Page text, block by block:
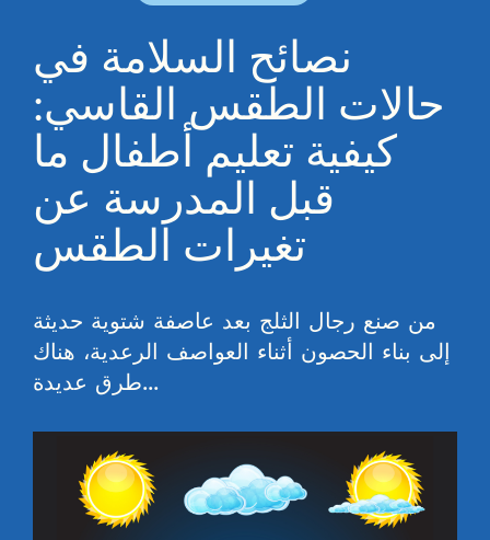
نصائح السلامة في
حالات الطقس القاسي:
كيفية تعليم أطفال ما
قبل المدرسة عن
تغيرات الطقس
من صنع رجال الثلج بعد عاصفة شتوية حديثة
إلى بناء الحصون أثناء العواصف الرعدية، هناك
طرق عديدة...